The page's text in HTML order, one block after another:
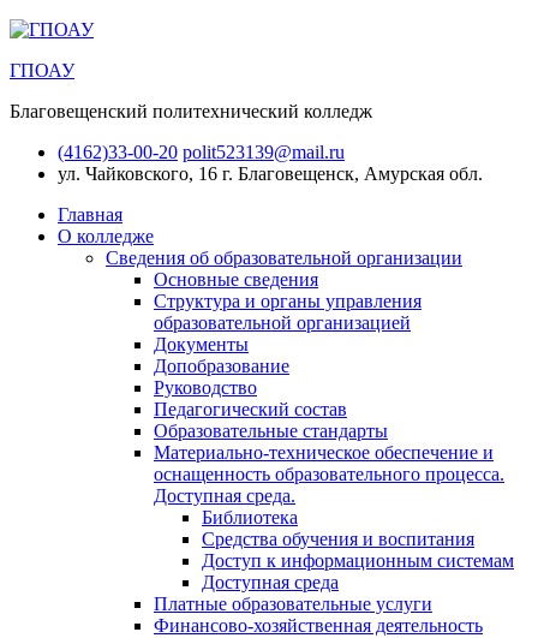
ГПОАУ
Благовещенский политехнический колледж
(4162)33-00-20 polit523139@mail.ru
ул. Чайковского, 16 г. Благовещенск, Амурская обл.
Главная
О колледже
Сведения об образовательной организации
Основные сведения
Структура и органы управления
образовательной организацией
Документы
Допобразование
Руководство
Педагогический состав
Образовательные стандарты
Материально-техническое обеспечение и
оснащенность образовательного процесса.
Доступная среда.
Библиотека
Средства обучения и воспитания
Доступ к информационным системам
Доступная среда
Платные образовательные услуги
Финансово-хозяйственная деятельность